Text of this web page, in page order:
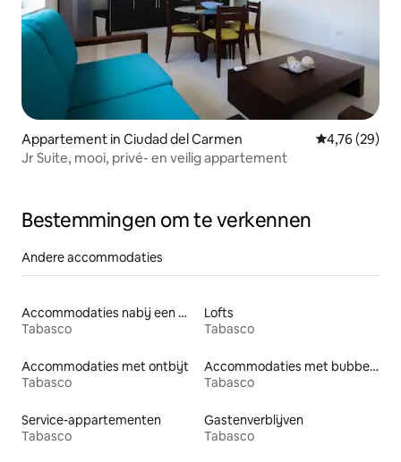
Appartement in Ciudad del Carmen Gemiddelde
4,76 (29)
Jr Suite, mooi, privé- en veilig appartement
Bestemmingen om te verkennen
Andere accommodaties
Accommodaties nabij een meer
Tabasco
Lofts
Tabasco
Accommodaties met ontbijt
Tabasco
Accommodaties met bubbelbad
Tabasco
Service-appartementen
Tabasco
Gastenverblijven
Tabasco